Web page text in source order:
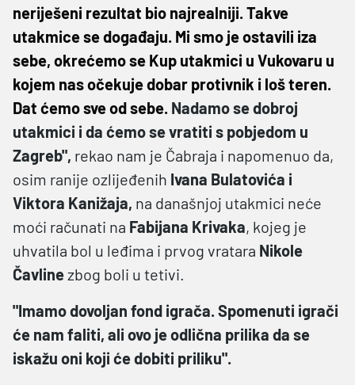
neriješeni rezultat bio najrealniji. Takve
utakmice se događaju. Mi smo je ostavili iza
sebe, okrećemo se Kup utakmici u Vukovaru u
kojem nas očekuje dobar protivnik i loš teren.
Dat ćemo sve od sebe. Nadamo se dobroj
utakmici i da ćemo se vratiti s pobjedom u
Zagreb", rekao nam je Čabraja i napomenuo da,
osim ranije ozlijeđenih Ivana Bulatovića i
Viktora Kanižaja, na današnjoj utakmici neće
moći računati na Fabijana Krivaka, kojeg je
uhvatila bol u leđima i prvog vratara Nikole
Čavlinezbog boli u tetivi.
"Imamo dovoljan fond igrača. Spomenuti igrači
će nam faliti, ali ovo je odlična prilika da se
iskažu oni koji će dobiti priliku".